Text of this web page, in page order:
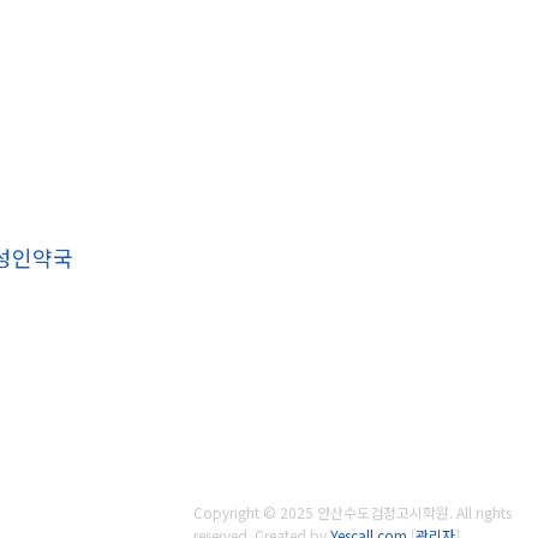
인약국
Copyright © 2025 안산수도검정고시학원. All rights